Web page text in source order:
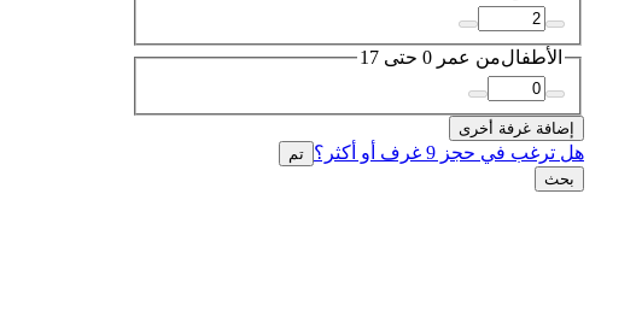
الأطفالمن عمر 0 حتى 17
إضافة غرفة أخرى
هل ترغب في حجز 9 غرف أو أكثر؟
تم
بحث